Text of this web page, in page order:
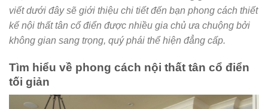
viết dưới đây sẽ giới thiệu chi tiết đến bạn phong cách thiết
kế nội thất tân cổ điển được nhiều gia chủ ưa chuộng bởi
không gian sang trọng, quý phái thể hiện đẳng cấp.
Tìm hiểu về phong cách nội thất tân cổ điển
tối giản